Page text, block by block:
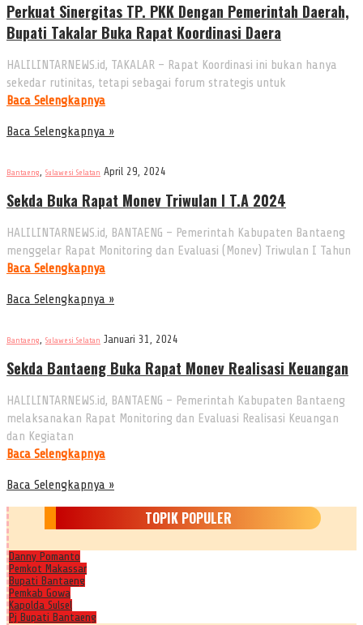
Perkuat Sinergitas TP. PKK Dengan Pemerintah Daerah,
Bupati Takalar Buka Rapat Koordinasi Daera
HALILINTARNEWS.id, TAKALAR – Rapat Koordinasi ini bukan hanya
sekedar rutinitas, tetapi sebagai forum strategis untuk
Baca Selengkapnya
Baca Selengkapnya »
Bantaeng, Sulawesi Selatan April 29, 2024
Sekda Buka Rapat Monev Triwulan I T.A 2024
HALILINTARNEWS.id, BANTAENG – Pemerintah Kabupaten Bantaeng
menggelar Rapat Monitoring dan Evaluasi (Monev) Triwulan I Tahun
Baca Selengkapnya
Baca Selengkapnya »
Bantaeng, Sulawesi Selatan Januari 31, 2024
Sekda Bantaeng Buka Rapat Monev Realisasi Keuangan
HALILINTARNEWS.id, BANTAENG – Pemerintah Kabupaten Bantaeng
melaksanakan Rapat Monitoring dan Evaluasi Realisasi Keuangan
dan Kegiatan
Baca Selengkapnya
Baca Selengkapnya »
TOPIK POPULER
Danny Pomanto
Pemkot Makassar
Bupati Bantaeng
Pemkab Gowa
Kapolda Sulsel
Pj Bupati Bantaeng